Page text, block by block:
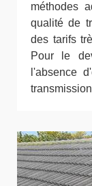
méthodes
qualité de
des tarifs
Pour le
l'absence